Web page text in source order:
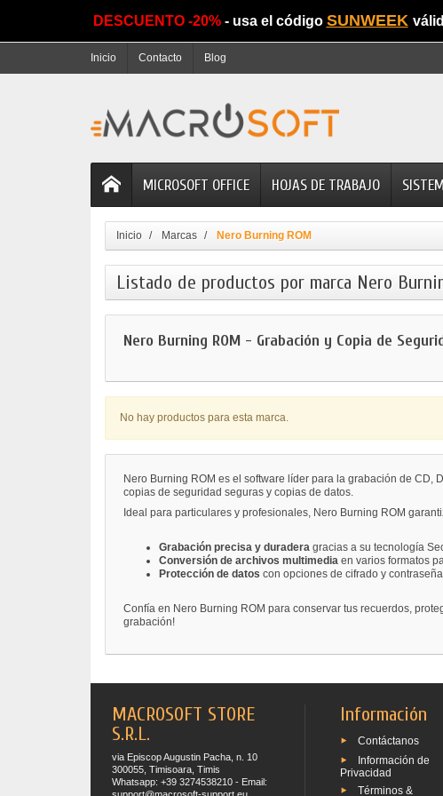
DESCUENTO -20% - usa el código SUNWEEK
Inicio Contacto Blog
MICROSOFT OFFICE HOJAS DE TRABAJO
Inicio Marcas Nero Burning ROM
Listado de productos por marca Nero
Nero Burning ROM - Grabación y Copia de
No hay productos para esta marca.
Nero Burning ROM es el software líder para la grabación de CD,
copias de seguridad seguras y copias de datos.
Ideal para particulares y profesionales, Nero Burning ROM
Grabación precisa y duradera gracias a su tecnología
Conversión de archivos multimedia en varios formatos
Protección de datos con opciones de cifrado y contraseña.
Confía en Nero Burning ROM para conservar tus recuerdos,
grabación!
MACROSOFT STORE
S.R.L.
via Episcop Augustin Pacha, n. 10
300055, Timisoara, Timis
Whatsapp: +39 3274538210 - Email:
Información
Contáctanos
Información de
Privacidad
Términos &